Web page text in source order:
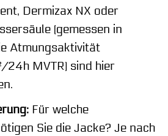
Dermizax NX oder
(gemessen in
Atmungsaktivität
24h MVTR) sind hier
Für welche
Sie die Jacke? Je nach